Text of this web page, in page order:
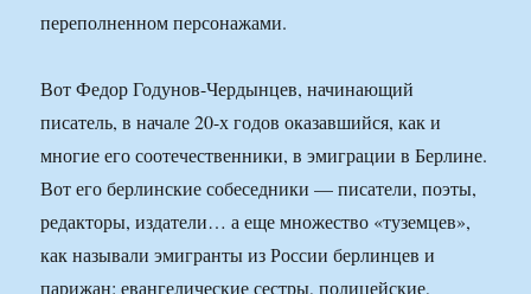
переполненном персонажами.
Вот Федор Годунов-Чердынцев, начинающий
писатель, в начале 20-х годов оказавшийся, как и
многие его соотечественники, в эмиграции в Берлине.
Вот его берлинские собеседники — писатели, поэты,
редакторы, издатели… а еще множество «туземцев»,
как называли эмигранты из России берлинцев и
парижан: евангелические сестры, полицейские,